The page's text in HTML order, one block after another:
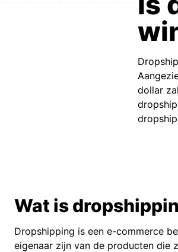
dollar
Wat is
Dropshipping is een e-commerce
eigenaar zijn van de producten die